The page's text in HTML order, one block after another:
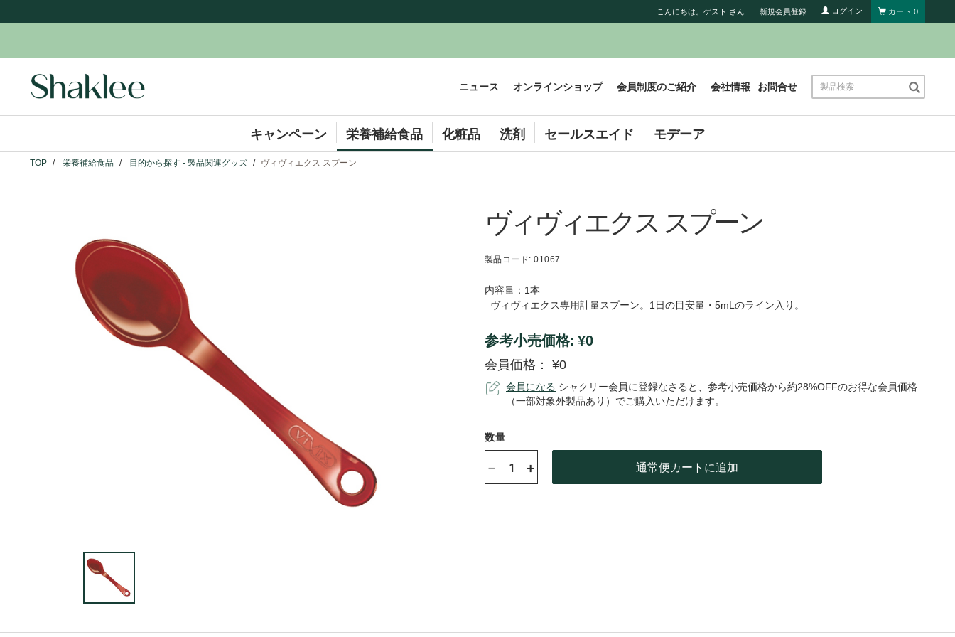
こんにちは。ゲスト さん 新規会員登録 ログイン カート 0
製
品
ニュース オンラインショップ 会員制度のご紹介 会社情報 お問合せ
キャンペーン 栄養補給食品 化粧品 洗剤 セールスエイド モデーア
TOP 栄養補給食品 目的から探す - 製品関連グッズ ヴィヴィエクス スプーン
ヴィヴィエクス スプーン
製品コード: 01067
内容量：1本
ヴィヴィエクス専用計量スプーン。1日の目安量・5mLのライン入り。
参考⼩売価格: ¥0
会員価格： ¥0
会員になる シャクリー会員に登録なさると、参考小売価格から約28%OFFのお得な会員価格
（一部対象外製品あり）でご購入いただけます。
数量
- + 通常便カートに追加